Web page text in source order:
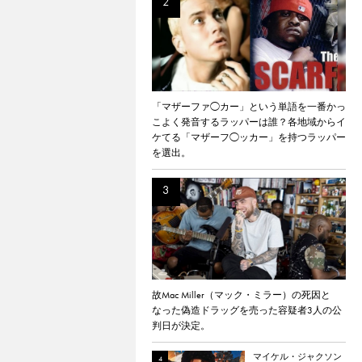
「マザーファ◯カー」という単語を一番かっ
こよく発音するラッパーは誰？各地域からイ
ケてる「マザーフ◯ッカー」を持つラッパー
を選出。
故Mac Miller（マック・ミラー）の死因と
なった偽造ドラッグを売った容疑者3人の公
判日が決定。
マイケル・ジャクソン